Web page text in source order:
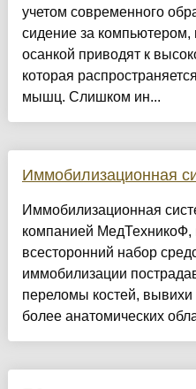
учетом современного
сидение за
осанкой приводят к
которая
мышц. Слишком ин...
Иммобилизационная
Иммобилизационная
компанией МедТехникоФ,
всесторонний набор
иммобилизации
переломы костей, вывихи
более анатомических